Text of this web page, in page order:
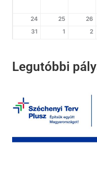
24 25 26
31
1 2
Legutóbbi